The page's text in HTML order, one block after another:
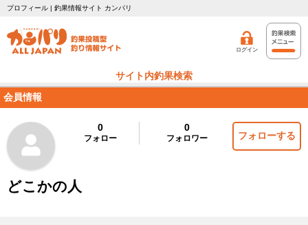
プロフィール | 釣果情報サイト カンパリ
ログイン
サイト内釣果検索
会員情報
0
フォロー
0
フォロワー フォローする
どこかの人